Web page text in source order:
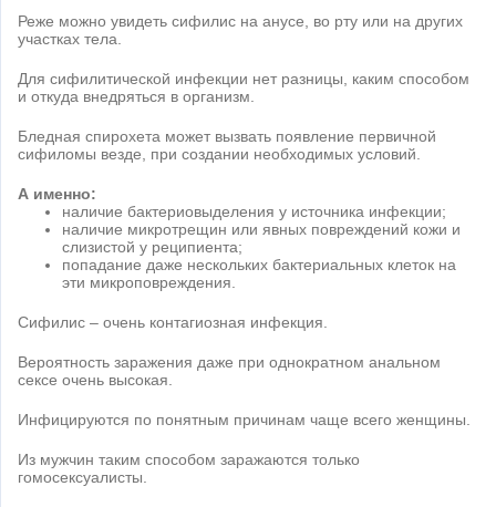
Реже можно увидеть сифилис на анусе, во рту или на других
участках тела.
Для сифилитической инфекции нет разницы, каким способом
и откуда внедряться в организм.
Бледная спирохета может вызвать появление первичной
сифиломы везде, при создании необходимых условий.
А именно:
наличие бактериовыделения у источника инфекции;
наличие микротрещин или явных повреждений кожи и
слизистой у реципиента;
попадание даже нескольких бактериальных клеток на
эти микроповреждения.
Сифилис – очень контагиозная инфекция.
Вероятность заражения даже при однократном анальном
сексе очень высокая.
Инфицируются по понятным причинам чаще всего женщины.
Из мужчин таким способом заражаются только
гомосексуалисты.